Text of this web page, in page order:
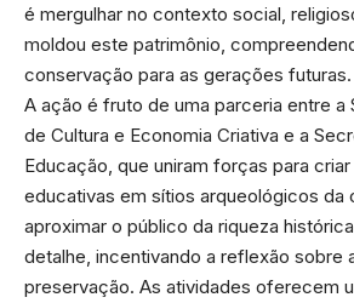
é mergulhar no contexto social,
moldou este patrimônio,
conservação para as gerações futuras.
A ação é fruto de uma parceria entre a
de Cultura e Economia Criativa e a
Educação, que uniram forças para
educativas em sítios arqueológicos da
aproximar o público da riqueza
detalhe, incentivando a reflexão sobre
preservação. As atividades oferecem